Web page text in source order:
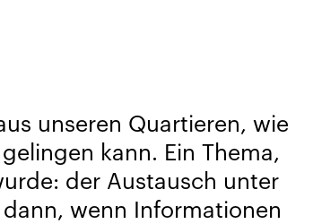
unseren Quartieren, wie
kann. Ein Thema,
der Austausch unter
wenn Informationen